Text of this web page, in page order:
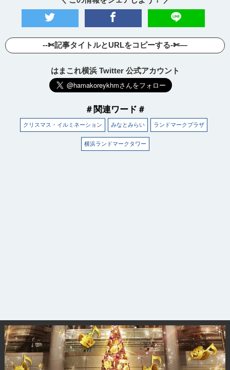
--✄記事タイトルとURLをコピーする-✄—
はまこれ横浜 Twitter 公式アカウント
＃関連ワード＃
クリスマス・イルミネーション みなとみらい ランドマークプラザ
横浜ランドマークタワー